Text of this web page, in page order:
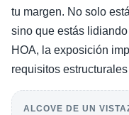
tu margen. No solo
sino que estás
HOA, la exposición
requisitos
ALCOVE DE UN